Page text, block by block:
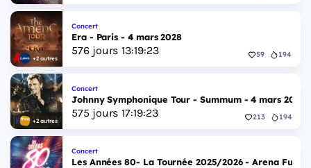
+2 autres
Concert
Era - Paris - 4 mars 2028
576jours 13:19:22 59 194
+2 autres
Concert
Johnny Symphonique Tour - Summum - 4 mars 2028
575 jours 17:19:22 213 194
Concert
Les Années 80- La Tournée 2025/2026 - Arena